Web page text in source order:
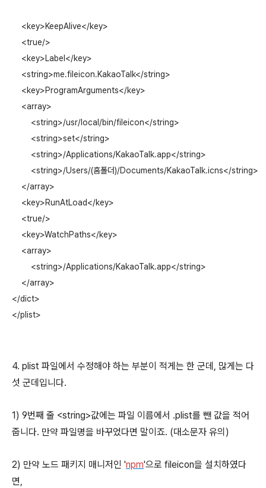
    <key>KeepAlive</key>
    <true/>
    <key>Label</key>
    <string>me.fileicon.KakaoTalk</string>
    <key>ProgramArguments</key>
    <array>
        <string>/usr/local/bin/fileicon</string>
        <string>set</string>
        <string>/Applications/KakaoTalk.app</string>
        <string>/Users/(홈폴더)/Documents/KakaoTalk.icns</string>
    </array>
    <key>RunAtLoad</key>
    <true/>
    <key>WatchPaths</key>
    <array>
        <string>/Applications/KakaoTalk.app</string>
    </array>
</dict>
4. plist 파일에서 수정해야 하는 부분이 적게는 한 군데, 많게는 다
섯 군데입니다.
1) 9번째 줄 <string>값에는 파일 이름에서 .plist를 뺀 값을 적어
줍니다. 만약 파일명을 바꾸었다면 말이죠. (대소문자 유의)
2) 만약 노드 패키지 매니저인 'npm'으로 fileicon을 설치하였다
면,